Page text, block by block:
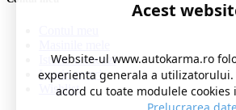
Istoric comenzi
Istoric cereri
Wishlist
Acest
Website-ul www.autokarma.ro
experienta generala a
acord cu toate modulele